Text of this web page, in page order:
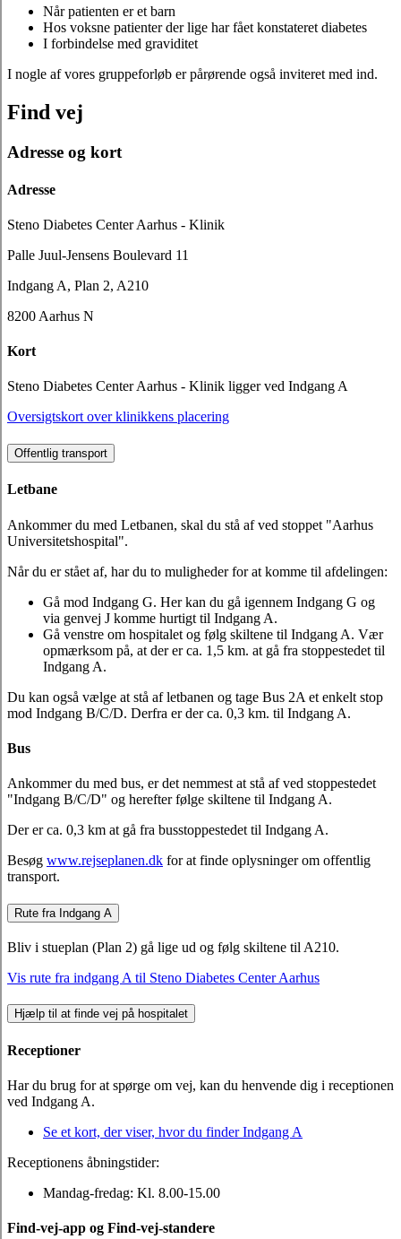
Når patienten er et barn
Hos voksne patienter der lige har fået konstateret diabetes
I forbindelse med graviditet
I nogle af vores gruppeforløb er pårørende også inviteret med ind.
Find vej
Adresse og kort
Adresse
Steno Diabetes Center Aarhus - Klinik
Palle Juul-Jensens Boulevard 11
Indgang A, Plan 2, A210
8200 Aarhus N
Kort
Steno Diabetes Center Aarhus - Klinik ligger ved Indgang A
Oversigtskort over klinikkens placering
Offentlig transport
Letbane
Ankommer du med Letbanen, skal du stå af ved stoppet "Aarhus
Universitetshospital".
Når du er stået af, har du to muligheder for at komme til afdelingen:
Gå mod Indgang G. Her kan du gå igennem Indgang G og
via genvej J komme hurtigt til Indgang A.
Gå venstre om hospitalet og følg skiltene til Indgang A. Vær
opmærksom på, at der er ca. 1,5 km. at gå fra stoppestedet til
Indgang A.
Du kan også vælge at stå af letbanen og tage Bus 2A et enkelt stop
mod Indgang B/C/D. Derfra er der ca. 0,3 km. til Indgang A.
Bus
Ankommer du med bus, er det nemmest at stå af ved stoppestedet
"Indgang B/C/D" og herefter følge skiltene til Indgang A.
Der er ca. 0,3 km at gå fra busstoppestedet til Indgang A.
Besøg www.rejseplanen.dk for at finde oplysninger om offentlig
transport.
Rute fra Indgang A
Bliv i stueplan (Plan 2) gå lige ud og følg skiltene til A210.
Vis rute fra indgang A til Steno Diabetes Center Aarhus
Hjælp til at finde vej på hospitalet
Receptioner
Har du brug for at spørge om vej, kan du henvende dig i receptionen
ved Indgang A.
Se et kort, der viser, hvor du finder Indgang A
Receptionens åbningstider:
Mandag-fredag: Kl. 8.00-15.00
Find-vej-app og Find-vej-standere